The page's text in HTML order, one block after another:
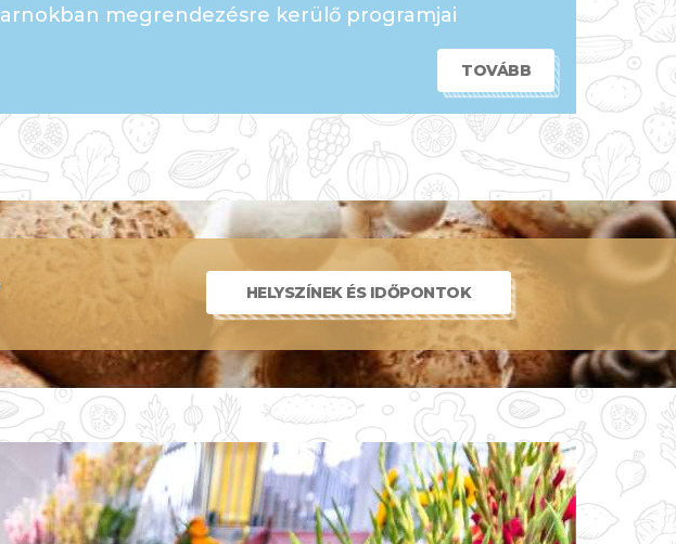
megrendezésre kerülő programjai
TOVÁBB
HELYSZÍNEK ÉS IDŐPONTOK